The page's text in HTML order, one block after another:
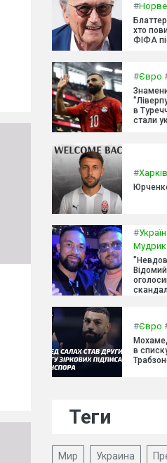
#
хто
ФІФА
#Євро
в
стали
#Харків
#
Мудрик
#Євро
в
Теги
Мир Украина